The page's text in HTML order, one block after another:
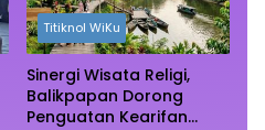
Titiknol WiKu
Sinergi Wisata Religi,
Balikpapan Dorong
Penguatan Kearifan